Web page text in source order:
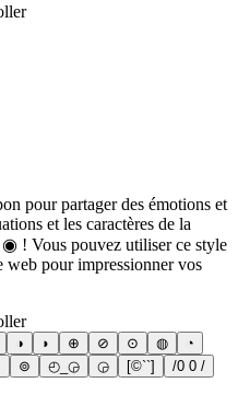
pour partager des émotions et
et les caractères de la
◉ ! Vous pouvez utiliser ce style
web pour impressionner vos
◑ ◗ ⊕ ⊘ ⊙ ◍
◔
⊚ ◴_◶ ◶ [©``] /0 0 /